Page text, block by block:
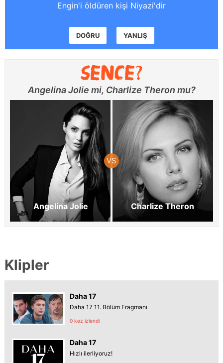
Engin'i öldüren kişi Niyazi'dir
DOĞRU YANLIŞ
Angelina Jolie mi, Charlize Theron mu?
Angelina Jolie Charlize Theron
Klipler
Daha 17
Daha 17 11. Bölüm Fragmanı
0 kez izlendi
Daha 17
Hızlı ilerliyoruz!